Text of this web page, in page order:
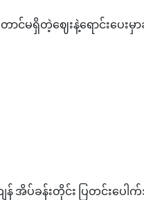
င်မရှိတဲ့ဈေးနဲ့ရောင်းပေး
န် အိပ်ခန်းတိုင်း ပြတင်းပေ